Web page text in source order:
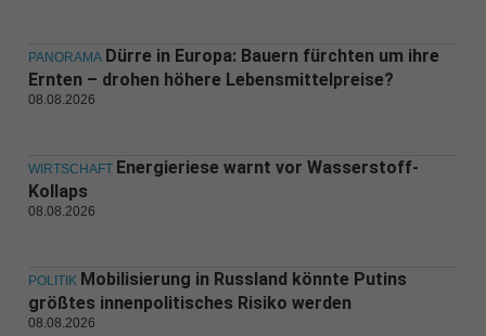
PANORAMA Dürre in Europa: Bauern fürchten um ihre
Ernten – drohen höhere Lebensmittelpreise?
08.08.2026
WIRTSCHAFT Energieriese warnt vor Wasserstoff-
Kollaps
08.08.2026
POLITIK Mobilisierung in Russland könnte Putins
größtes innenpolitisches Risiko werden
08.08.2026